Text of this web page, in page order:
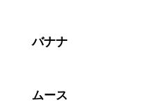
バナナ
ムース